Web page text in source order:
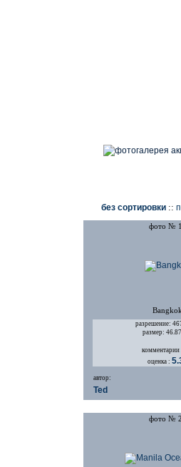
фотогалерея
без сортировки::
фото №
Bangkok
разрешение:
размер:
комментарии
оценка :
автор:
Ted
фото №